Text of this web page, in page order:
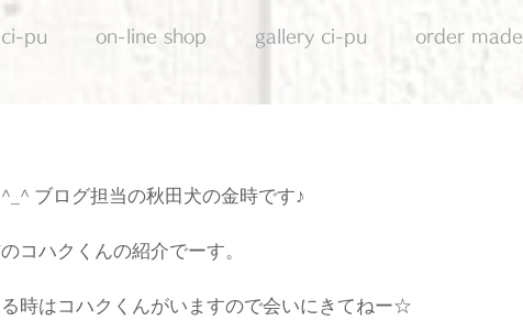
pu on-line shop gallery ci-pu order made
ブログ担当の秋田犬の金時です♪
コハクくんの紹介でーす。
時はコハクくんがいますので会いにきてねー☆